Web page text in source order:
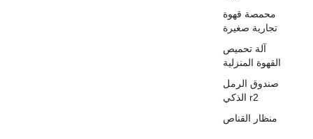
محمصة قهوة
تجارية صغيرة
آلة تحميص
القهوة المنزلية
صندوق الرمل
الذكي r2
منظار القناص